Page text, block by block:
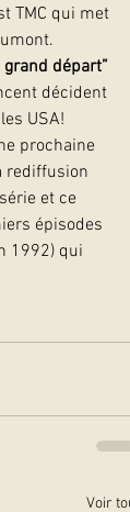
TMC qui met
grand départ”
décident
USA!
prochaine
rediffusion
et ce
épisodes
1992) qui
Voir tout